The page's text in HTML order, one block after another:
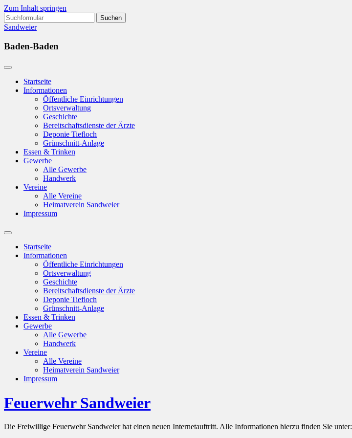
Zum Inhalt springen
Suchen
nach:
Sandweier
Baden-Baden
Startseite
Informationen
Öffentliche Einrichtungen
Ortsverwaltung
Geschichte
Bereitschaftsdienste der Ärzte
Deponie Tiefloch
Grünschnitt-Anlage
Essen & Trinken
Gewerbe
Alle Gewerbe
Handwerk
Vereine
Alle Vereine
Heimatverein Sandweier
Impressum
Suchfeld
ein-/ausblenden
Startseite
Informationen
Öffentliche Einrichtungen
Ortsverwaltung
Geschichte
Bereitschaftsdienste der Ärzte
Deponie Tiefloch
Grünschnitt-Anlage
Essen & Trinken
Gewerbe
Alle Gewerbe
Handwerk
Vereine
Alle Vereine
Heimatverein Sandweier
Impressum
Feuerwehr Sandweier
Die Freiwillige Feuerwehr Sandweier hat einen neuen Internetauftritt. Alle Informationen hierzu finden Sie unter: